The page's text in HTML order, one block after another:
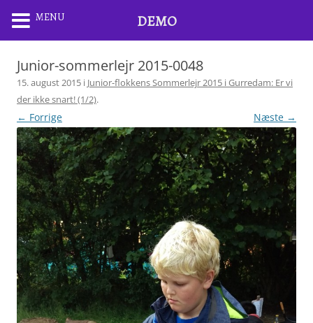
Junior-sommerlejr 2015-0048
15. august 2015 i Junior-flokkens Sommerlejr 2015 i Gurredam: Er vi
der ikke snart! (1/2).
← Forrige Næste →
MENU DEMO